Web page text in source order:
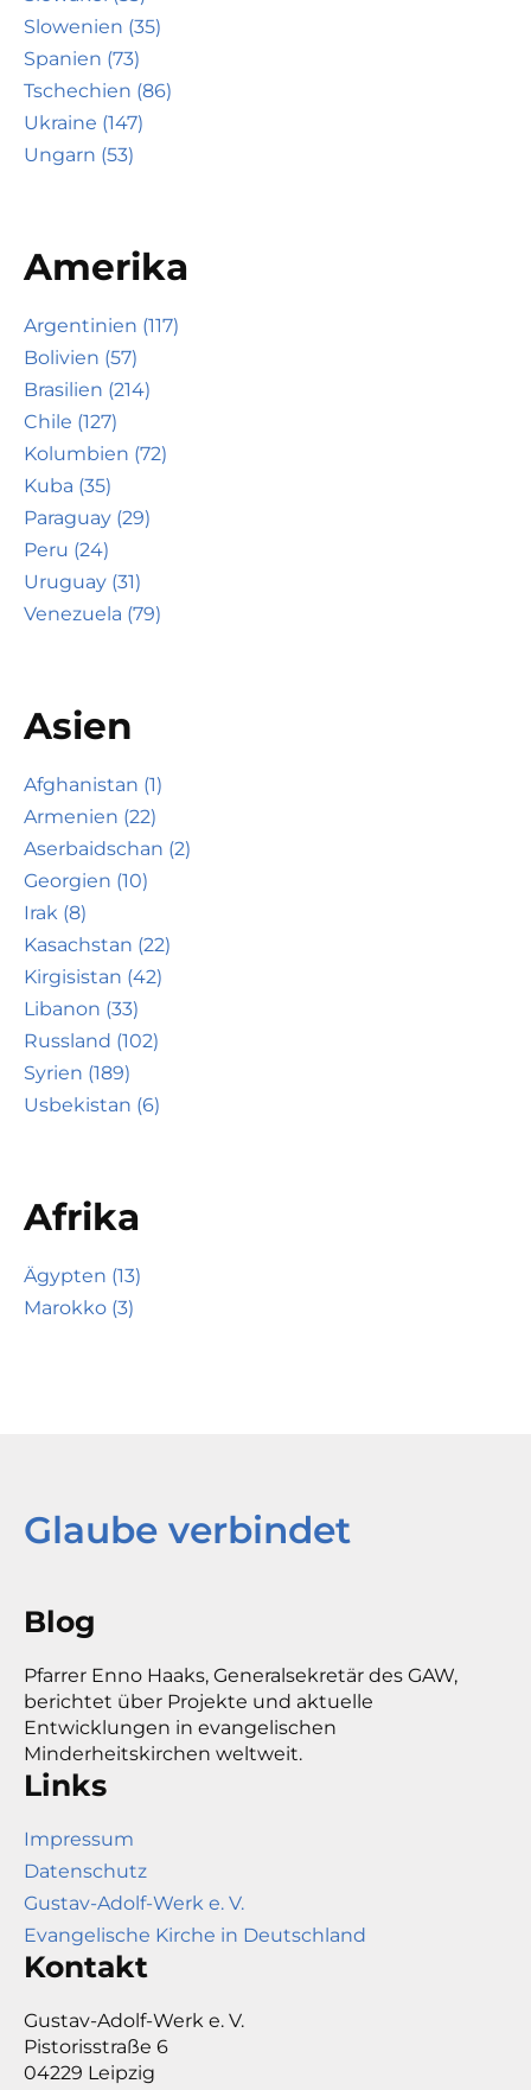
Slowenien (35)
Spanien (73)
Tschechien (86)
Ukraine (147)
Ungarn (53)
Amerika
Argentinien (117)
Bolivien (57)
Brasilien (214)
Chile (127)
Kolumbien (72)
Kuba (35)
Paraguay (29)
Peru (24)
Uruguay (31)
Venezuela (79)
Asien
Afghanistan (1)
Armenien (22)
Aserbaidschan (2)
Georgien (10)
Irak (8)
Kasachstan (22)
Kirgisistan (42)
Libanon (33)
Russland (102)
Syrien (189)
Usbekistan (6)
Afrika
Ägypten (13)
Marokko (3)
Glaube verbindet
Blog
Pfarrer Enno Haaks, Generalsekretär des GAW,
berichtet über Projekte und aktuelle
Entwicklungen in evangelischen
Minderheitskirchen weltweit.
Links
Impressum
Datenschutz
Gustav-Adolf-Werk e. V.
Evangelische Kirche in Deutschland
Kontakt
Gustav-Adolf-Werk e. V.
Pistorisstraße 6
04229 Leipzig